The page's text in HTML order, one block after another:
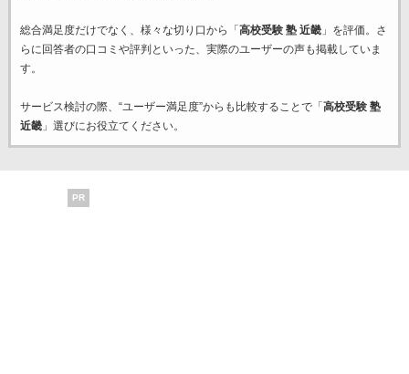
総合満足度だけでなく、様々な切り口から「 高校受験 塾 近畿」を評価。さ
らに回答者の口コミや評判といった、実際のユーザーの声も掲載していま
す。
サービス検討の際、“ユーザー満足度”からも比較することで「 高校受験 塾
近畿」選びにお役立てください。
PR